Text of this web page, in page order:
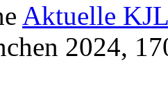
Aktuelle
2024,